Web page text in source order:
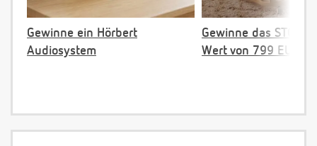
Gewinne ein Hörbert
Audiosystem
Gewinne das
Wert von 799 EUR